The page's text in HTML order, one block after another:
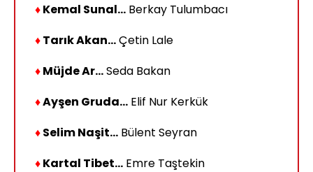
♦Kemal Sunal... Berkay Tulumbacı
♦Tarık Akan...Çetin Lale
♦Müjde Ar...Seda Bakan
♦Ayşen Gruda... Elif Nur Kerkük
♦Selim Naşit... Bülent Seyran
♦Kartal Tibet... Emre Taştekin